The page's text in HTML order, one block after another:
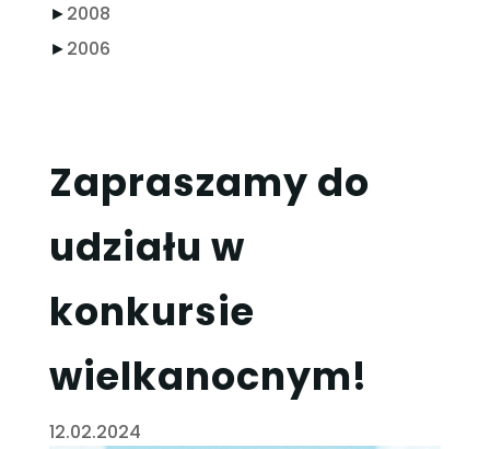
►2008
►2006
Zapraszamy do
udziału w
konkursie
wielkanocnym!
12.02.2024